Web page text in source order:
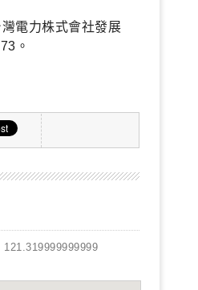
電力株式會社發展
。
121.319999999999